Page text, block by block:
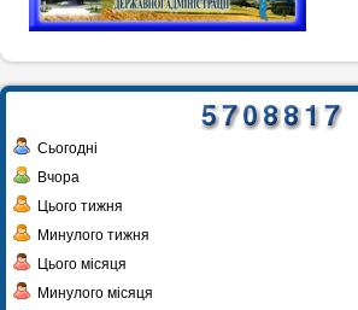
Сьогодні
Вчора
Цього тижня
Минулого тижня
Цього місяця
Минулого місяця